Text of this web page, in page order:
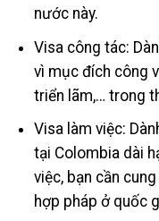
nước này.
Visa công tác:
vì mục đích công
triển lãm,… trong
Visa làm việc:
tại Colombia dài
việc, bạn cần
hợp pháp ở quốc